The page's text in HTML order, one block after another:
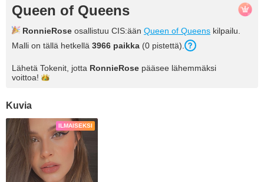
Queen of Queens
RonnieRose osallistuu CIS:ään Queen of Queens kilpailu.
Malli on tällä hetkellä 3966 paikka (0 pistettä).
Lähetä Tokenit, jotta RonnieRose pääsee lähemmäksi
voittoa!
Kuvia
ILMAISEKSI